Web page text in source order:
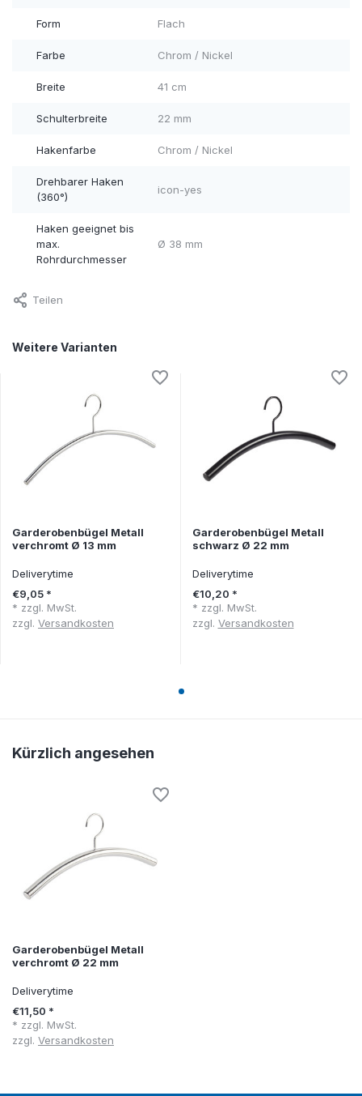
Form Flach
Farbe Chrom / Nickel
Breite 41 cm
Schulterbreite 22 mm
Hakenfarbe Chrom / Nickel
Drehbarer Haken
(360°)
icon-yes
Haken geeignet bis
max.
Rohrdurchmesser
Ø 38 mm
Teilen
Weitere Varianten
Garderobenbügel Metall
verchromt Ø 13 mm
Deliverytime
€9,05 *
* zzgl. MwSt.
zzgl. Versandkosten
Garderobenbügel Metall
schwarz Ø 22 mm
Deliverytime
€10,20 *
* zzgl. MwSt.
zzgl. Versandkosten
Kürzlich angesehen
Garderobenbügel Metall
verchromt Ø 22 mm
Deliverytime
€11,50 *
* zzgl. MwSt.
zzgl. Versandkosten